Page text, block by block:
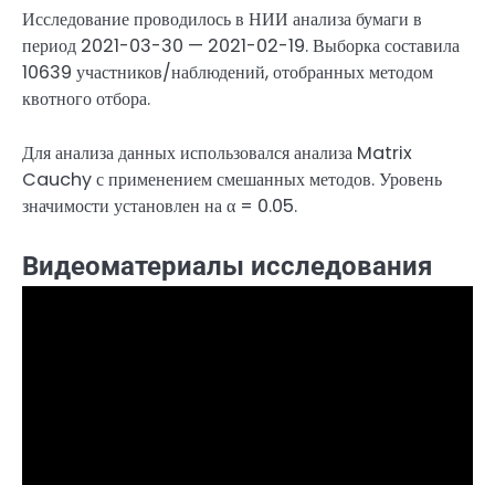
Исследование проводилось в НИИ анализа бумаги в
период 2021-03-30 — 2021-02-19. Выборка составила
10639 участников/наблюдений, отобранных методом
квотного отбора.
Для анализа данных использовался анализа Matrix
Cauchy с применением смешанных методов. Уровень
значимости установлен на α = 0.05.
Видеоматериалы исследования